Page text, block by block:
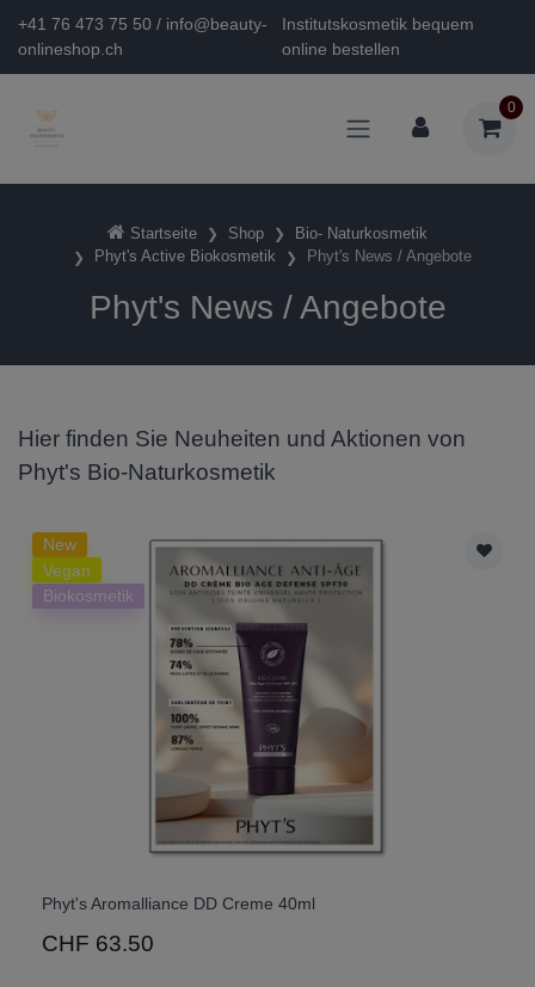
+41 76 473 75 50 / info@beauty-
onlineshop.ch
Institutskosmetik bequem
online bestellen
0
Startseite Shop
Bio- Naturkosmetik
Phyt's Active Biokosmetik
Phyt's News / Angebote
Phyt's News / Angebote
Hier finden Sie Neuheiten und Aktionen von
Phyt's Bio-Naturkosmetik
New
Vegan
Biokosmetik
Phyt's Aromalliance DD Creme 40ml
CHF 63.50